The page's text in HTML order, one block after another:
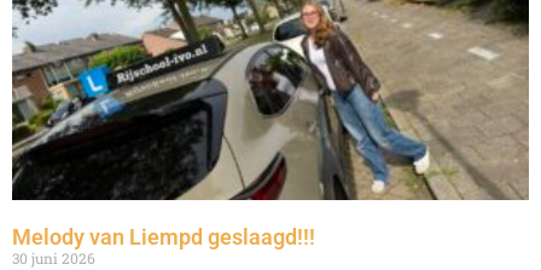
Melody van Liempd geslaagd!!!
30 juni 2026